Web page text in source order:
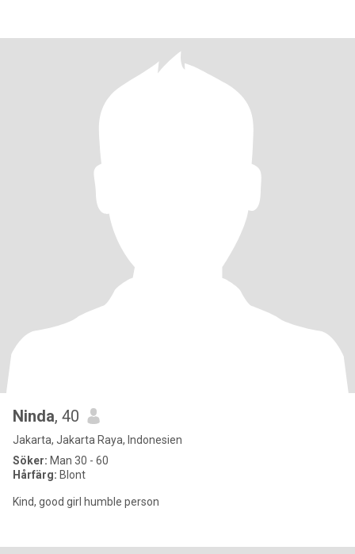
Ninda, 40
Jakarta, Jakarta Raya, Indonesien
Söker: Man 30 - 60
Hårfärg: Blont
Kind, good girl humble person